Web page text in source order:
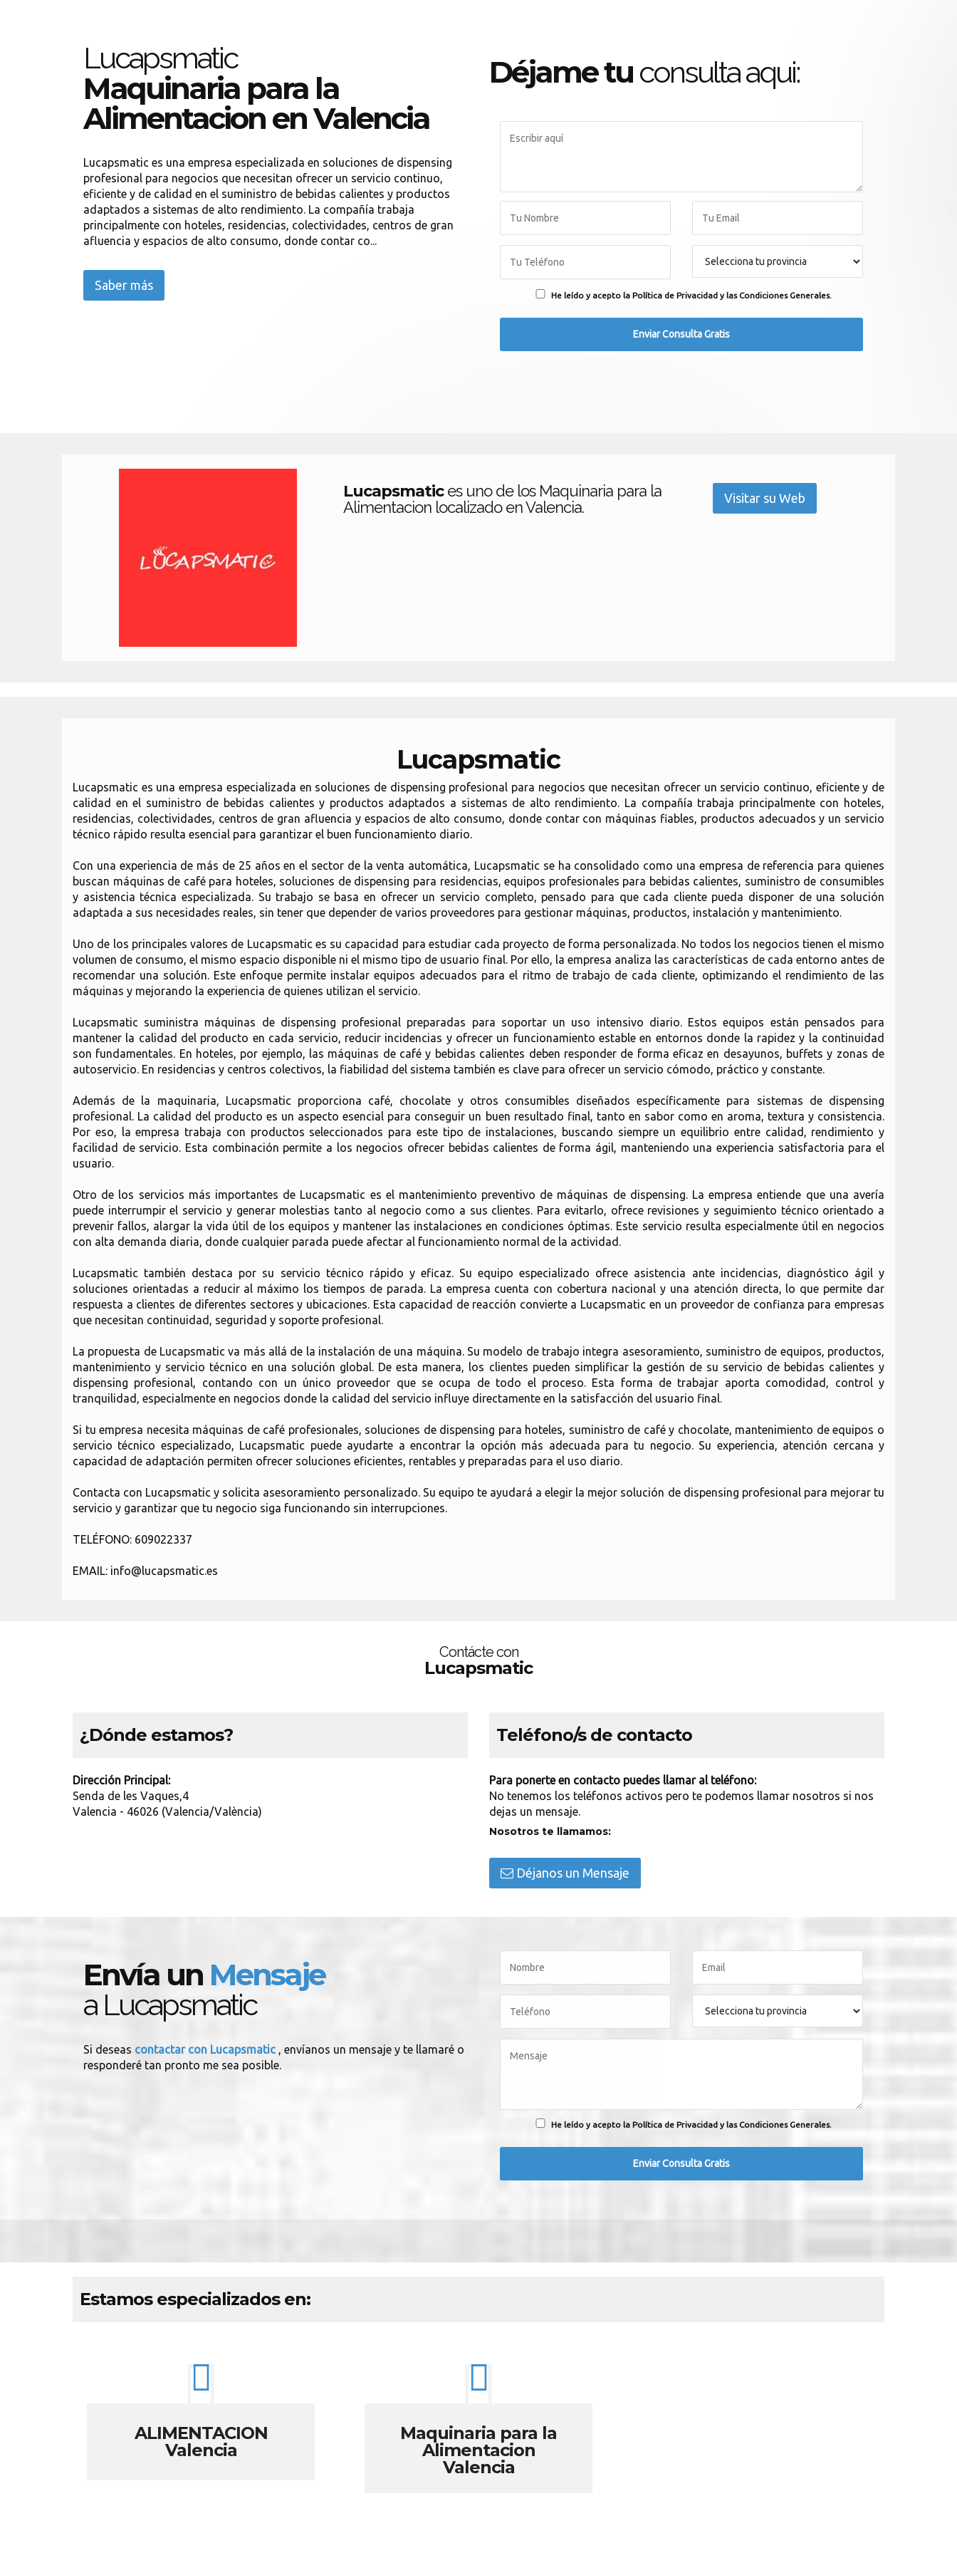
Lucapsmatic
Maquinaria para la
Alimentacion en Valencia
Lucapsmatic es una empresa especializada en soluciones de dispensing
profesional para negocios que necesitan ofrecer un servicio continuo,
eficiente y de calidad en el suministro de bebidas calientes y productos
adaptados a sistemas de alto rendimiento. La compañía trabaja
principalmente con hoteles, residencias, colectividades, centros de gran
afluencia y espacios de alto consumo, donde contar co...
Saber más
Déjame tu consulta aqui:
He leído y acepto la Política de Privacidad y las Condiciones Generales.
Lucapsmatices uno de los Maquinaria para la
Alimentacion localizado en Valencia.
Visitar su Web
Lucapsmatic
Lucapsmatic es una empresa especializada en soluciones de dispensing profesional para negocios que necesitan ofrecer un servicio continuo, eficiente y de
calidad en el suministro de bebidas calientes y productos adaptados a sistemas de alto rendimiento. La compañía trabaja principalmente con hoteles,
residencias, colectividades, centros de gran afluencia y espacios de alto consumo, donde contar con máquinas fiables, productos adecuados y un servicio
técnico rápido resulta esencial para garantizar el buen funcionamiento diario.
Con una experiencia de más de 25 años en el sector de la venta automática, Lucapsmatic se ha consolidado como una empresa de referencia para quienes
buscan máquinas de café para hoteles, soluciones de dispensing para residencias, equipos profesionales para bebidas calientes, suministro de consumibles
y asistencia técnica especializada. Su trabajo se basa en ofrecer un servicio completo, pensado para que cada cliente pueda disponer de una solución
adaptada a sus necesidades reales, sin tener que depender de varios proveedores para gestionar máquinas, productos, instalación y mantenimiento.
Uno de los principales valores de Lucapsmatic es su capacidad para estudiar cada proyecto de forma personalizada. No todos los negocios tienen el mismo
volumen de consumo, el mismo espacio disponible ni el mismo tipo de usuario final. Por ello, la empresa analiza las características de cada entorno antes de
recomendar una solución. Este enfoque permite instalar equipos adecuados para el ritmo de trabajo de cada cliente, optimizando el rendimiento de las
máquinas y mejorando la experiencia de quienes utilizan el servicio.
Lucapsmatic suministra máquinas de dispensing profesional preparadas para soportar un uso intensivo diario. Estos equipos están pensados para
mantener la calidad del producto en cada servicio, reducir incidencias y ofrecer un funcionamiento estable en entornos donde la rapidez y la continuidad
son fundamentales. En hoteles, por ejemplo, las máquinas de café y bebidas calientes deben responder de forma eficaz en desayunos, buffets y zonas de
autoservicio. En residencias y centros colectivos, la fiabilidad del sistema también es clave para ofrecer un servicio cómodo, práctico y constante.
Además de la maquinaria, Lucapsmatic proporciona café, chocolate y otros consumibles diseñados específicamente para sistemas de dispensing
profesional. La calidad del producto es un aspecto esencial para conseguir un buen resultado final, tanto en sabor como en aroma, textura y consistencia.
Por eso, la empresa trabaja con productos seleccionados para este tipo de instalaciones, buscando siempre un equilibrio entre calidad, rendimiento y
facilidad de servicio. Esta combinación permite a los negocios ofrecer bebidas calientes de forma ágil, manteniendo una experiencia satisfactoria para el
usuario.
Otro de los servicios más importantes de Lucapsmatic es el mantenimiento preventivo de máquinas de dispensing. La empresa entiende que una avería
puede interrumpir el servicio y generar molestias tanto al negocio como a sus clientes. Para evitarlo, ofrece revisiones y seguimiento técnico orientado a
prevenir fallos, alargar la vida útil de los equipos y mantener las instalaciones en condiciones óptimas. Este servicio resulta especialmente útil en negocios
con alta demanda diaria, donde cualquier parada puede afectar al funcionamiento normal de la actividad.
Lucapsmatic también destaca por su servicio técnico rápido y eficaz. Su equipo especializado ofrece asistencia ante incidencias, diagnóstico ágil y
soluciones orientadas a reducir al máximo los tiempos de parada. La empresa cuenta con cobertura nacional y una atención directa, lo que permite dar
respuesta a clientes de diferentes sectores y ubicaciones. Esta capacidad de reacción convierte a Lucapsmatic en un proveedor de confianza para empresas
que necesitan continuidad, seguridad y soporte profesional.
La propuesta de Lucapsmatic va más allá de la instalación de una máquina. Su modelo de trabajo integra asesoramiento, suministro de equipos, productos,
mantenimiento y servicio técnico en una solución global. De esta manera, los clientes pueden simplificar la gestión de su servicio de bebidas calientes y
dispensing profesional, contando con un único proveedor que se ocupa de todo el proceso. Esta forma de trabajar aporta comodidad, control y
tranquilidad, especialmente en negocios donde la calidad del servicio influye directamente en la satisfacción del usuario final.
Si tu empresa necesita máquinas de café profesionales, soluciones de dispensing para hoteles, suministro de café y chocolate, mantenimiento de equipos o
servicio técnico especializado, Lucapsmatic puede ayudarte a encontrar la opción más adecuada para tu negocio. Su experiencia, atención cercana y
capacidad de adaptación permiten ofrecer soluciones eficientes, rentables y preparadas para el uso diario.
Contacta con Lucapsmatic y solicita asesoramiento personalizado. Su equipo te ayudará a elegir la mejor solución de dispensing profesional para mejorar tu
servicio y garantizar que tu negocio siga funcionando sin interrupciones.
TELÉFONO: 609022337
EMAIL: info@lucapsmatic.es
Contácte con
Lucapsmatic
¿Dónde estamos?
Dirección Principal:
Senda de les Vaques,4
Valencia - 46026 (Valencia/València)
Teléfono/s de contacto
Para ponerte en contacto puedes llamar al teléfono:
No tenemos los teléfonos activos pero te podemos llamar nosotros si nos
dejas un mensaje.
Nosotros te llamamos:
Déjanos un Mensaje
Envía un Mensaje
a Lucapsmatic
Si deseas contactar con Lucapsmatic , envíanos un mensaje y te llamaré o
responderé tan pronto me sea posible.
He leído y acepto la Política de Privacidad y las Condiciones Generales.
Estamos especializados en:
ALIMENTACION
Valencia
Maquinaria para la
Alimentacion
Valencia